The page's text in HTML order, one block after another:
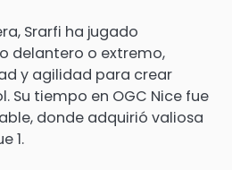
Srarfi ha jugado
delantero o extremo,
y agilidad para crear
Su tiempo en OGC Nice fue
donde adquirió valiosa
1.